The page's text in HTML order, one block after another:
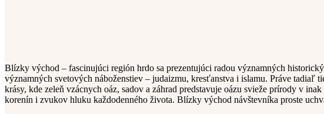
Blízky východ – fascinujúci región hrdo sa prezentujúci radou významných
významných svetových náboženstiev – judaizmu, kresťanstva i islamu. Práve tadiaľ
krásy, kde zeleň vzácnych oáz, sadov a záhrad predstavuje oázu svieže prírody v
korenín i zvukov hluku každodenného života. Blízky východ návštevníka proste